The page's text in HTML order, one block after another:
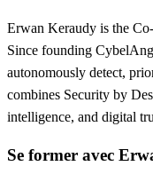
Erwan Keraudy is the
Since founding
autonomously detect,
combines Security by
intelligence, and digital
Se former avec